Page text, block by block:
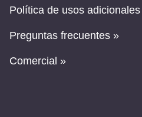
Política de usos
Preguntas frecuentes »
Comercial »